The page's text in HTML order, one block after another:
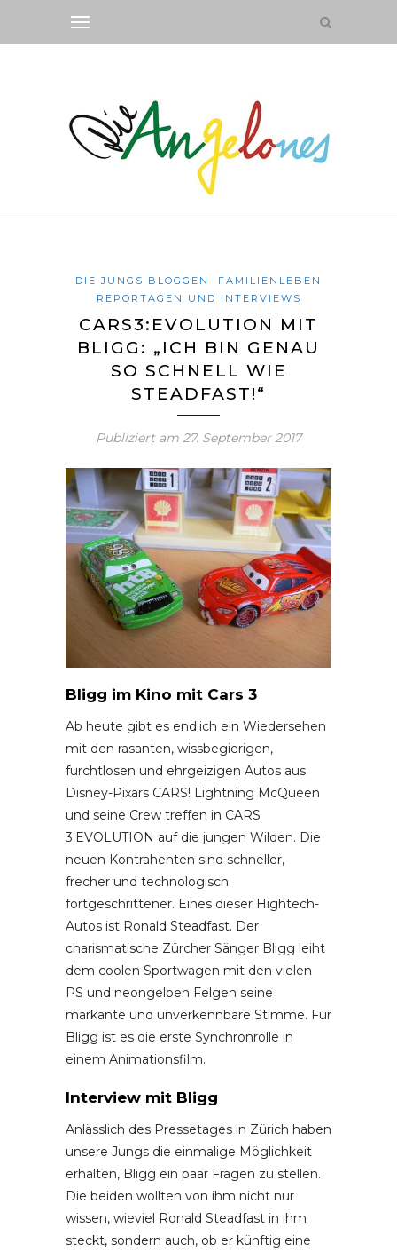
DIE JUNGS BLOGGEN
FAMILIENLEBEN
REPORTAGEN UND INTERVIEWS
CARS3:EVOLUTION MIT
BLIGG: „ICH BIN GENAU
SO SCHNELL WIE
STEADFAST!“
Publiziert am 27. September 2017
Bligg im Kino mit Cars 3
Ab heute gibt es endlich ein Wiedersehen
mit den rasanten, wissbegierigen,
furchtlosen und ehrgeizigen Autos aus
Disney-Pixars CARS! Lightning McQueen
und seine Crew treffen in CARS
3:EVOLUTION auf die jungen Wilden. Die
neuen Kontrahenten sind schneller,
frecher und technologisch
fortgeschrittener. Eines dieser Hightech-
Autos ist Ronald Steadfast. Der
charismatische Zürcher Sänger Bligg leiht
dem coolen Sportwagen mit den vielen
PS und neongelben Felgen seine
markante und unverkennbare Stimme. Für
Bligg ist es die erste Synchronrolle in
einem Animationsfilm.
Interview mit Bligg
Anlässlich des Pressetages in Zürich haben
unsere Jungs die einmalige Möglichkeit
erhalten, Bligg ein paar Fragen zu stellen.
Die beiden wollten von ihm nicht nur
wissen, wieviel Ronald Steadfast in ihm
steckt, sondern auch, ob er künftig eine